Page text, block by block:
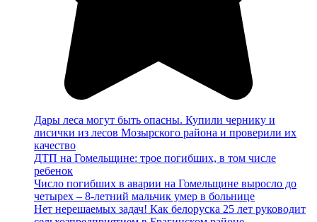
Дары леса могут быть опасны. Купили чернику и
лисички из лесов Мозырского района и проверили их
качество
ДТП на Гомельщине: трое погибших, в том числе
ребенок
Число погибших в аварии на Гомельщине выросло до
четырех – 8-летний мальчик умер в больнице
Нет нерешаемых задач! Как белоруска 25 лет руководит